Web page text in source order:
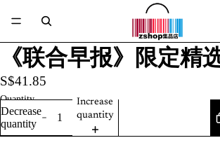
《联合早报》限定精
S$41.85
Quantity
Decrease
quantity
Increase
quantity